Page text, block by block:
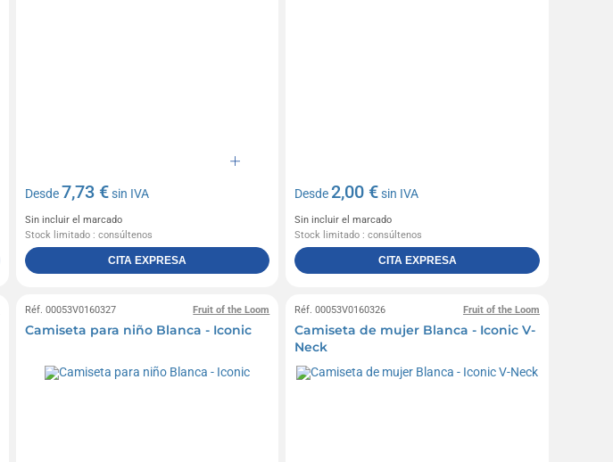
Desde7,73 €sin IVA
Sin incluir el marcado
Stock limitado : consúltenos
CITA EXPRESA
Desde2,00 €sin IVA
Sin incluir el marcado
Stock limitado : consúltenos
CITA EXPRESA
Fruit of the Loom
Réf. 00053V0160327
Camiseta para niño Blanca - Iconic
Fruit of the Loom
Réf. 00053V0160326
Camiseta de mujer Blanca - Iconic V-
Neck